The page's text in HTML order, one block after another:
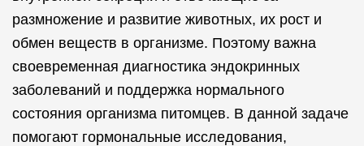
размножение и развитие животных, их рост и
обмен веществ в организме. Поэтому важна
своевременная диагностика эндокринных
заболеваний и поддержка нормального
состояния организма питомцев. В данной задаче
помогают гормональные исследования,